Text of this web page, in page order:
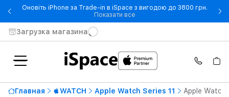
Оновіть iPhone за Trade-in в iSpace з вигодою до 3800 грн.
Показати все- Оновіть iPhone за Trade-in
Загрузка магазина
Главная WATCH Apple Watch Series 11 Apple Watch